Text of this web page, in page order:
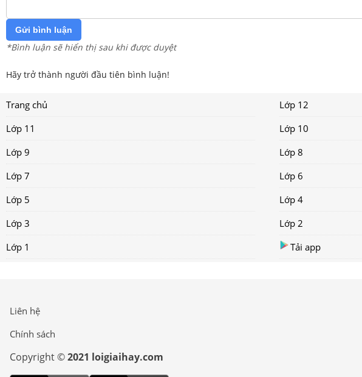
Gửi bình luận
*Bình luận sẽ hiển thị sau khi được duyệt
Hãy trở thành người đầu tiên bình luận!
Trang chủ
Lớp 12
Lớp 11
Lớp 10
Lớp 9
Lớp 8
Lớp 7
Lớp 6
Lớp 5
Lớp 4
Lớp 3
Lớp 2
Lớp 1
Tải app
Liên hệ
Chính sách
Copyright ©2021 loigiaihay.com